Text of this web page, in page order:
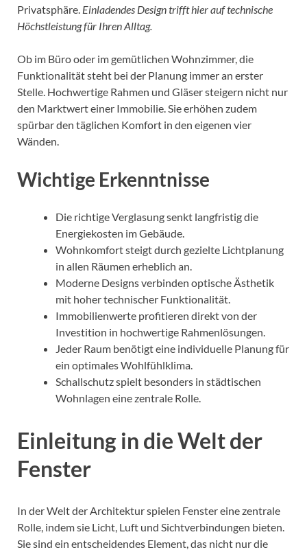
Privatsphäre. Einladendes Design trifft hier auf technische
Höchstleistung für Ihren Alltag.
Ob im Büro oder im gemütlichen Wohnzimmer, die
Funktionalität steht bei der Planung immer an erster
Stelle. Hochwertige Rahmen und Gläser steigern nicht nur
den Marktwert einer Immobilie. Sie erhöhen zudem
spürbar den täglichen Komfort in den eigenen vier
Wänden.
Wichtige Erkenntnisse
Die richtige Verglasung senkt langfristig die
Energiekosten im Gebäude.
Wohnkomfort steigt durch gezielte Lichtplanung
in allen Räumen erheblich an.
Moderne Designs verbinden optische Ästhetik
mit hoher technischer Funktionalität.
Immobilienwerte profitieren direkt von der
Investition in hochwertige Rahmenlösungen.
Jeder Raum benötigt eine individuelle Planung für
ein optimales Wohlfühlklima.
Schallschutz spielt besonders in städtischen
Wohnlagen eine zentrale Rolle.
Einleitung in die Welt der
Fenster
In der Welt der Architektur spielen Fenster eine zentrale
Rolle, indem sie Licht, Luft und Sichtverbindungen bieten.
Sie sind ein entscheidendes Element, das nicht nur die